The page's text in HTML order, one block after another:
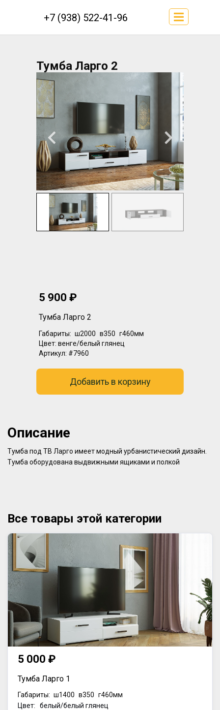
+7 (938) 522-41-96
Тумба Ларго 2
5 900 ₽
Тумба Ларго 2
Габариты: ш2000 в350 г460мм
Цвет: венге/белый глянец
Артикул: #7960
Добавить в корзину
Описание
Тумба под ТВ Ларго имеет модный урбанистический дизайн.
Тумба оборудована выдвижными ящиками и полкой
Все товары этой категории
5 000 ₽
Тумба Ларго 1
Габариты: ш1400 в350 г460мм
Цвет: белый/белый глянец